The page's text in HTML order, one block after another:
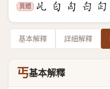
異體
基本解釋 詳細解釋
丐基本解釋